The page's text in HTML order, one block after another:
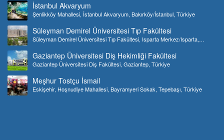
İstanbul Akvaryum
Şenlikköy Mahallesi, İstanbul Akvaryum, Bakırköy/İstanbul, Türkiye
Süleyman Demirel Üniversitesi Tıp Fakültesi
Süleyman Demirel Üniversitesi Tıp Fakültesi, Isparta Merkez/Isparta,
Gaziantep Üniversitesi Diş Hekimliği Fakültesi
Gaziantep Üniversitesi Diş Fakültesi, Gaziantep, Türkiye
Meşhur Tostçu İsmail
Eskişehir, Hoşnudiye Mahallesi, Bayramyeri Sokak, Tepebaşı, Türkiye